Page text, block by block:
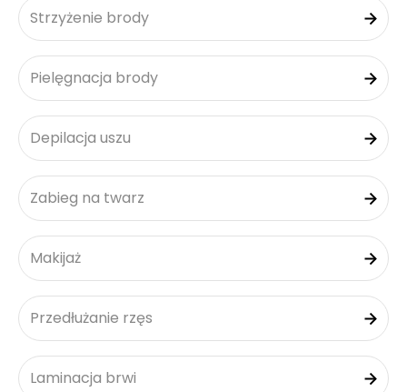
Strzyżenie brody
Pielęgnacja brody
Depilacja uszu
Zabieg na twarz
Makijaż
Przedłużanie rzęs
Laminacja brwi